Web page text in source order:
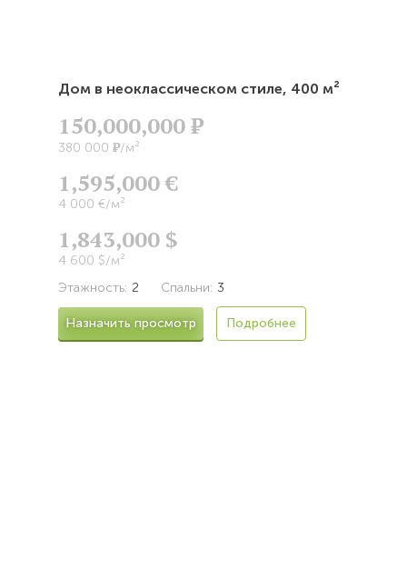
Дом в неоклассическом стиле, 400 м²
150,000,000Р
380 000 Р/м²
1,595,000 €
4 000 €/м²
1,843,000 $
4 600 $/м²
Этажность: 2 Спальни: 3
Назначить просмотр Подробнее